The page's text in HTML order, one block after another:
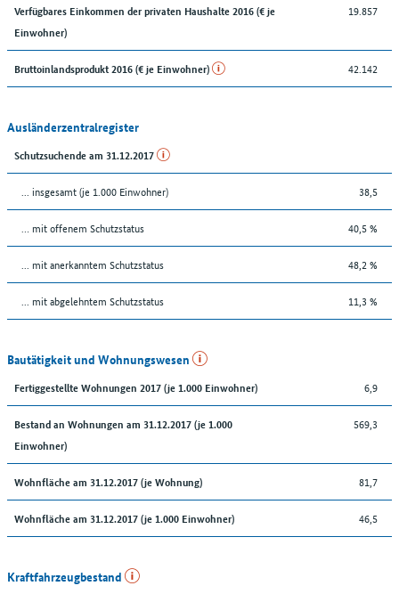
Verfügbares Einkommen der privaten Haushalte 2016 (€ je
Einwohner)
19.857
Bruttoinlandsprodukt 2016 (€ je Einwohner) 42.142
Ausländerzentralregister
Schutzsuchende am 31.12.2017
... insgesamt (je 1.000 Einwohner) 38,5
… mit offenem Schutzstatus 40,5 %
... mit anerkanntem Schutzstatus 48,2 %
... mit abgelehntem Schutzstatus 11,3 %
Bautätigkeit und Wohnungswesen
Fertiggestellte Wohnungen 2017 (je 1.000 Einwohner) 6,9
Bestand an Wohnungen am 31.12.2017 (je 1.000
Einwohner)
569,3
Wohnfläche am 31.12.2017 (je Wohnung) 81,7
Wohnfläche am 31.12.2017 (je 1.000 Einwohner) 46,5
Kraftfahrzeugbestand